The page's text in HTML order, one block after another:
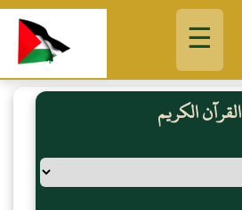
☰
القرآن الكريم